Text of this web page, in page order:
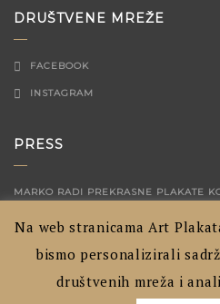
DRUŠTVENE MREŽE
FACEBOOK
INSTAGRAM
PRESS
MARKO RADI PREKRASNE PLAKATE
ARTPLAKATA – HRVATSKI GRADOVI
NISTE VIDJELI 04/09/2020
Na web stranicama Art
bismo personalizirali
društvenih mreža i